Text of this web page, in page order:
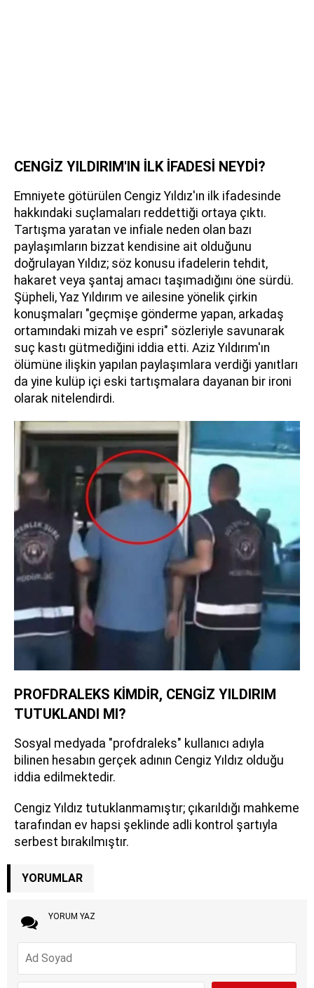
CENGİZ YILDIRIM'IN İLK İFADESİ NEYDİ?
Emniyete götürülen Cengiz Yıldız'ın ilk ifadesinde
hakkındaki suçlamaları reddettiği ortaya çıktı.
Tartışma yaratan ve infiale neden olan bazı
paylaşımların bizzat kendisine ait olduğunu
doğrulayan Yıldız; söz konusu ifadelerin tehdit,
hakaret veya şantaj amacı taşımadığını öne sürdü.
Şüpheli, Yaz Yıldırım ve ailesine yönelik çirkin
konuşmaları "geçmişe gönderme yapan, arkadaş
ortamındaki mizah ve espri" sözleriyle savunarak
suç kastı gütmediğini iddia etti. Aziz Yıldırım'ın
ölümüne ilişkin yapılan paylaşımlara verdiği yanıtları
da yine kulüp içi eski tartışmalara dayanan bir ironi
olarak nitelendirdi.
PROFDRALEKS KİMDİR, CENGİZ YILDIRIM
TUTUKLANDI MI?
Sosyal medyada "profdraleks" kullanıcı adıyla
bilinen hesabın gerçek adının Cengiz Yıldız olduğu
iddia edilmektedir.
Cengiz Yıldız tutuklanmamıştır; çıkarıldığı mahkeme
tarafından ev hapsi şeklinde adli kontrol şartıyla
serbest bırakılmıştır.
YORUMLAR
YORUM YAZ